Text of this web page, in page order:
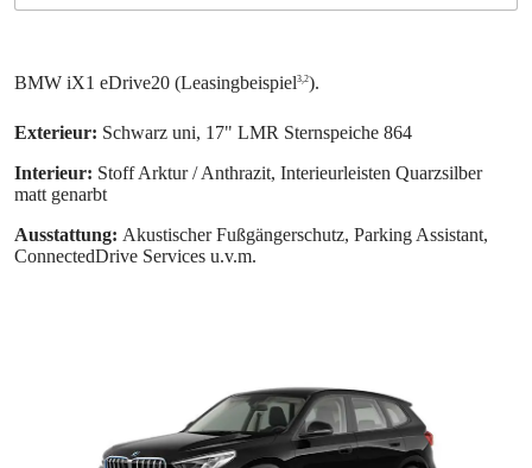
Exterieur: Schwarz uni, 17" LMR Sternspeiche 864
Interieur: Stoff Arktur / Anthrazit, Interieurleisten Quarzsilber
matt genarbt
Ausstattung: Akustischer Fußgängerschutz, Parking Assistant,
ConnectedDrive Services u.v.m.